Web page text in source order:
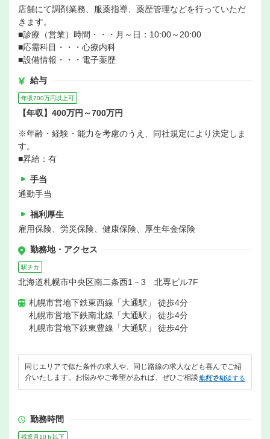
店舗にて調剤業務、服薬指導、薬歴管理などを行っていただ
きます。
■診療（営業）時間・・・月～日：10:00～20:00
■応需科目・・・心療内科
■設備情報・・・電子薬歴
給与
年収700万円以上可
【年収】400万円～700万円
※年齢・経験・能力を考慮のうえ、同社規定により決定しま
す。
■昇給：有
手当
通勤手当
福利厚生
雇用保険、労災保険、健康保険、厚生年金保険
勤務地・アクセス
駅チカ
北海道札幌市中央区南二条西1－3 北専ビル7F
札幌市営地下鉄東西線「大通駅」 徒歩4分
札幌市営地下鉄南北線「大通駅」 徒歩4分
札幌市営地下鉄東豊線「大通駅」 徒歩4分
同じエリアで似た条件の求人や、同じ路線の求人なども喜んでご紹
介いたします。お悩みやご希望があれば、ぜひご相談ください。
無料で相談する
勤務時間
残業月10ｈ以下